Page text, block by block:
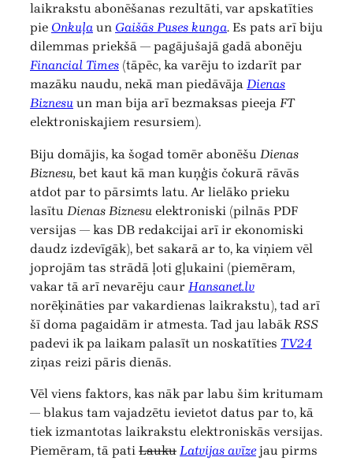
laikrakstu abonēšanas rezultāti, var apskatīties
pie Onkuļa un Gaišās Puses kunga. Es pats arī biju
dilemmas priekšā — pagājušajā gadā abonēju
Financial Times (tāpēc, ka varēju to izdarīt par
mazāku naudu, nekā man piedāvāja Dienas
Biznesu un man bija arī bezmaksas pieeja FT
elektroniskajiem resursiem).
Biju domājis, ka šogad tomēr abonēšu Dienas
Biznesu, bet kaut kā man kuņģis čokurā rāvās
atdot par to pārsimts latu. Ar lielāko prieku
lasītu Dienas Biznesu elektroniski (pilnās PDF
versijas — kas DB redakcijai arī ir ekonomiski
daudz izdevīgāk), bet sakarā ar to, ka viņiem vēl
joprojām tas strādā ļoti gļukaini (piemēram,
vakar tā arī nevarēju caur Hansanet.lv
norēķināties par vakardienas laikrakstu), tad arī
šī doma pagaidām ir atmesta. Tad jau labāk RSS
padevi ik pa laikam palasīt un noskatīties TV24
ziņas reizi pāris dienās.
Vēl viens faktors, kas nāk par labu šim kritumam
— blakus tam vajadzētu ievietot datus par to, kā
tiek izmantotas laikrakstu elektroniskās versijas.
Piemēram, tā pati Lauku Latvijas avīzejau pirms